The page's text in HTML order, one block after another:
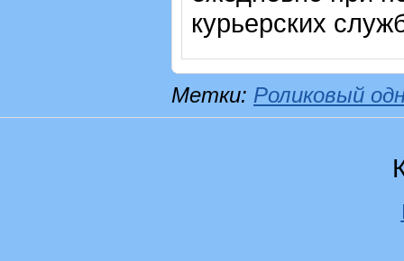
курьерских
Метки: Роликовый